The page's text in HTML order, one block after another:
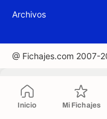
Inicio Mi Fichajes
Archivos
@ Fichajes.com 2007-